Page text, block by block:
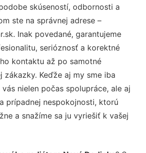
skúseností, odbornosti a
ste na správnej adrese –
Inak povedané, garantujeme
serióznosť a korektné
kontaktu až po samotné
zákazky. Keďže aj my sme iba
nielen počas spolupráce, ale aj
prípadnej nespokojnosti, ktorú
a snažíme sa ju vyriešiť k vašej